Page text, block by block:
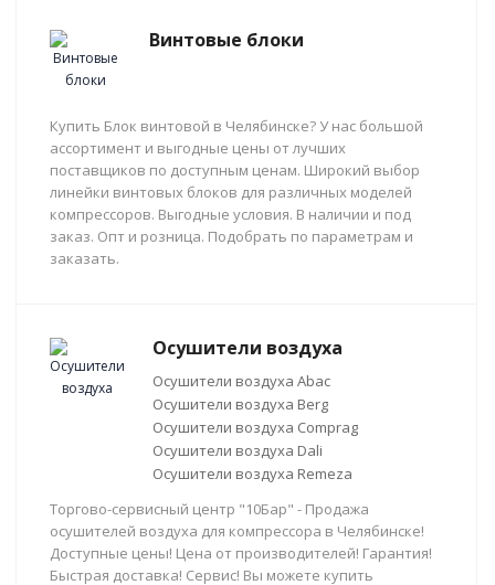
Винтовые блоки
Купить Блок винтовой в Челябинске? У нас большой
ассортимент и выгодные цены от лучших
поставщиков по доступным ценам. Широкий выбор
линейки винтовых блоков для различных моделей
компрессоров. Выгодные условия. В наличии и под
заказ. Опт и розница. Подобрать по параметрам и
заказать.
Осушители воздуха
Осушители воздуха Abac
Осушители воздуха Berg
Осушители воздуха Comprag
Осушители воздуха Dali
Осушители воздуха Remeza
Торгово-сервисный центр "10Бар" - Продажа
осушителей воздуха для компрессора в Челябинске!
Доступные цены! Цена от производителей! Гарантия!
Быстрая доставка! Сервис! Вы можете купить